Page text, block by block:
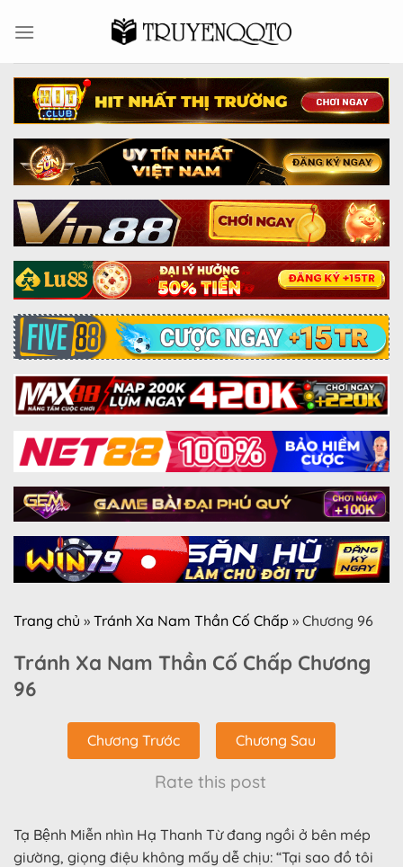
Trang chủ » Tránh Xa Nam Thần Cố Chấp » Chương 96
Tránh Xa Nam Thần Cố Chấp Chương
96
Chương Trước Chương Sau
Rate this post
Tạ Bệnh Miễn nhìn Hạ Thanh Từ đang ngồi ở bên mép
giường, giọng điệu không mấy dễ chịu: “Tại sao đồ tôi